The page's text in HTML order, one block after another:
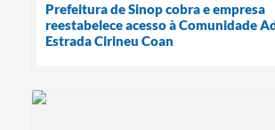
Prefeitura de Sinop cobra e empresa
reestabelece acesso à Comunidade
Estrada Cirineu Coan